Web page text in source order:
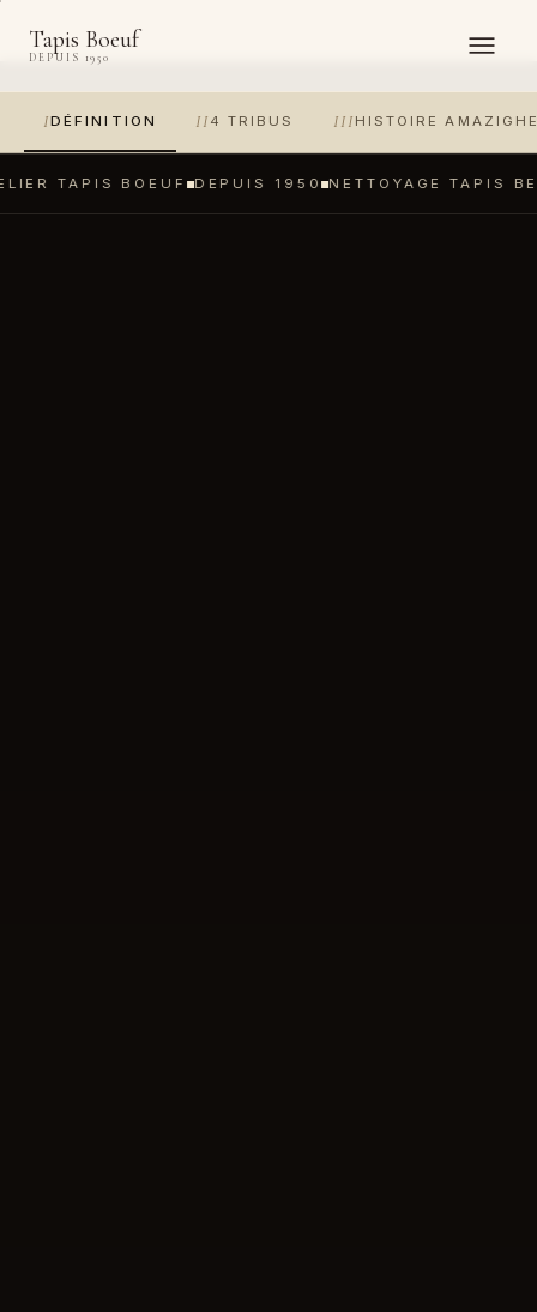
Tapis Boeuf
DEPUIS 1950
IDÉFINITION II 4 TRIBUS III HISTOIRE
TAPIS BOEUF DEPUIS 1950 NETTOYAGE TAPIS